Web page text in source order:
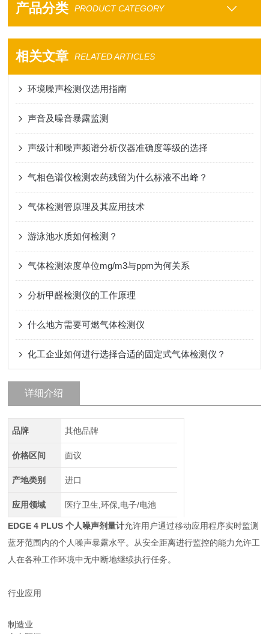
产品分类 PRODUCT CATEGORY
相关文章 RELATED ARTICLES
环境噪声检测仪选用指南
声音及噪音暴露监测
声级计和噪声频谱分析仪器准确度等级的选择
气相色谱仪检测农药残留为什么标液不出峰？
气体检测管原理及其应用技术
游泳池水质如何检测？
气体检测浓度单位mg/m3与ppm为何关系
分析甲醛检测仪的工作原理
什么地方需要可燃气体检测仪
化工企业如何进行选择合适的固定式气体检测仪？
详细介绍
品牌 其他品牌
价格区间 面议
产地类别 进口
应用领域 医疗卫生,环保,电子/电池
EDGE 4 PLUS 个人噪声剂量计允许用户通过移动应用程序实时监测
蓝牙范围内的个人噪声暴露水平。从安全距离进行监控的能力允许工
人在各种工作环境中无中断地继续执行任务。
行业应用
制造业